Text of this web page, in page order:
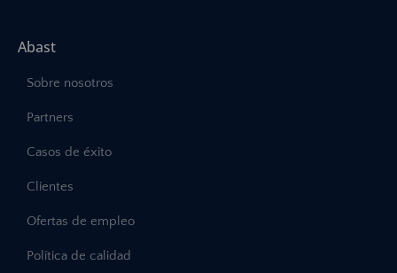
Abast
Sobre nosotros
Partners
Casos de éxito
Clientes
Ofertas de empleo
Política de calidad